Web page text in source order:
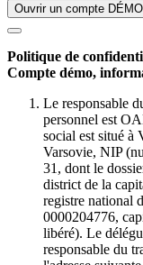
Ouvrir un compte
Politique de
Compte démo,
Le responsable
personnel est
social est situé à
Varsovie, NIP
31, dont le
district de la
registre national
0000204776,
libéré). Le
responsable du